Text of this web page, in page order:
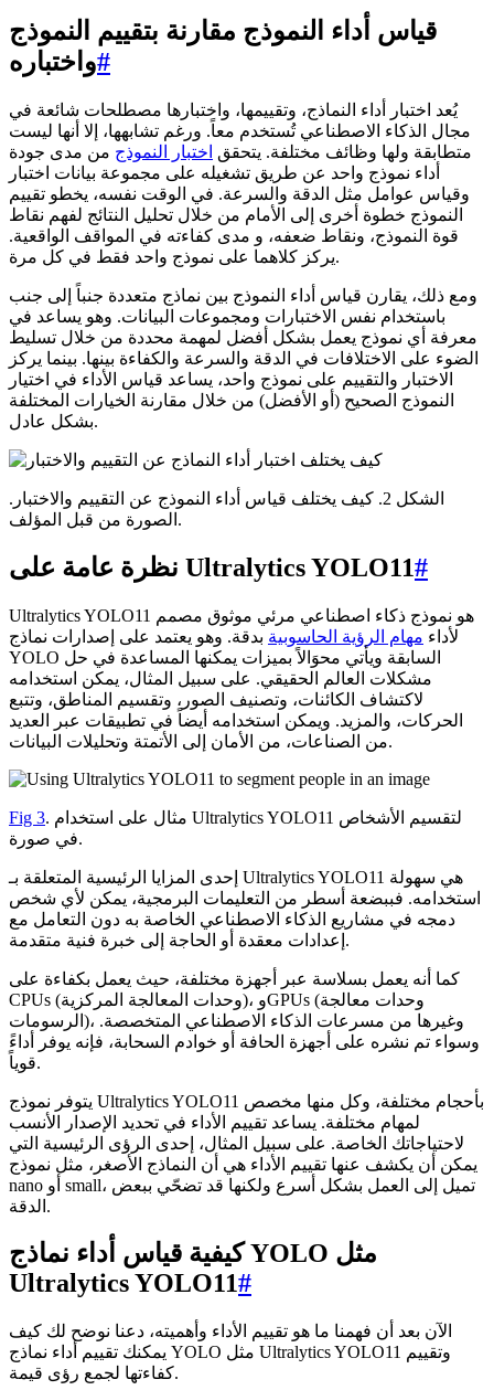
قياس أداء النموذج مقارنة بتقييم النموذج
واختباره#
يُعد اختبار أداء النماذج، وتقييمها، واختبارها مصطلحات شائعة في
مجال الذكاء الاصطناعي تُستخدم معاً. ورغم تشابهها، إلا أنها ليست
متطابقة ولها وظائف مختلفة. يتحقق اختبار النموذج من مدى جودة
أداء نموذج واحد عن طريق تشغيله على مجموعة بيانات اختبار
وقياس عوامل مثل الدقة والسرعة. في الوقت نفسه، يخطو تقييم
النموذج خطوة أخرى إلى الأمام من خلال تحليل النتائج لفهم نقاط
قوة النموذج، ونقاط ضعفه، و مدى كفاءته في المواقف الواقعية.
يركز كلاهما على نموذج واحد فقط في كل مرة.
ومع ذلك، يقارن قياس أداء النموذج بين نماذج متعددة جنباً إلى جنب
باستخدام نفس الاختبارات ومجموعات البيانات. وهو يساعد في
معرفة أي نموذج يعمل بشكل أفضل لمهمة محددة من خلال تسليط
الضوء على الاختلافات في الدقة والسرعة والكفاءة بينها. بينما يركز
الاختبار والتقييم على نموذج واحد، يساعد قياس الأداء في اختيار
النموذج الصحيح (أو الأفضل) من خلال مقارنة الخيارات المختلفة
بشكل عادل.
الشكل 2. كيف يختلف قياس أداء النموذج عن التقييم والاختبار.
الصورة من قبل المؤلف.
نظرة عامة على Ultralytics YOLO11#
Ultralytics YOLO11 هو نموذج ذكاء اصطناعي مرئي موثوق مصمم
لأداء مهام الرؤية الحاسوبية بدقة. وهو يعتمد على إصدارات نماذج
YOLO السابقة ويأتي محوَالاً بميزات يمكنها المساعدة في حل
مشكلات العالم الحقيقي. على سبيل المثال، يمكن استخدامه
لاكتشاف الكائنات، وتصنيف الصور، وتقسيم المناطق، وتتبع
الحركات، والمزيد. ويمكن استخدامه أيضاً في تطبيقات عبر العديد
من الصناعات، من الأمان إلى الأتمتة وتحليلات البيانات.
Fig 3. مثال على استخدام Ultralytics YOLO11 لتقسيم الأشخاص
في صورة.
إحدى المزايا الرئيسية المتعلقة بـ Ultralytics YOLO11 هي سهولة
استخدامه. فببضعة أسطر من التعليمات البرمجية، يمكن لأي شخص
دمجه في مشاريع الذكاء الاصطناعي الخاصة به دون التعامل مع
إعدادات معقدة أو الحاجة إلى خبرة فنية متقدمة.
كما أنه يعمل بسلاسة عبر أجهزة مختلفة، حيث يعمل بكفاءة على
CPUs (وحدات المعالجة المركزية)، وGPUs (وحدات معالجة
الرسومات)، وغيرها من مسرعات الذكاء الاصطناعي المتخصصة.
وسواء تم نشره على أجهزة الحافة أو خوادم السحابة، فإنه يوفر أداءً
قوياً.
يتوفر نموذج Ultralytics YOLO11 بأحجام مختلفة، وكل منها مخصص
لمهام مختلفة. يساعد تقييم الأداء في تحديد الإصدار الأنسب
لاحتياجاتك الخاصة. على سبيل المثال، إحدى الرؤى الرئيسية التي
يمكن أن يكشف عنها تقييم الأداء هي أن النماذج الأصغر، مثل نموذج
nano أو small، تميل إلى العمل بشكل أسرع ولكنها قد تضحّي ببعض
الدقة.
كيفية قياس أداء نماذج YOLO مثل
Ultralytics YOLO11#
الآن بعد أن فهمنا ما هو تقييم الأداء وأهميته، دعنا نوضح لك كيف
يمكنك تقييم أداء نماذج YOLO مثل Ultralytics YOLO11 وتقييم
كفاءتها لجمع رؤى قيمة.